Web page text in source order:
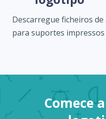
Descarregue ficheiros
para suportes impressos
Comece